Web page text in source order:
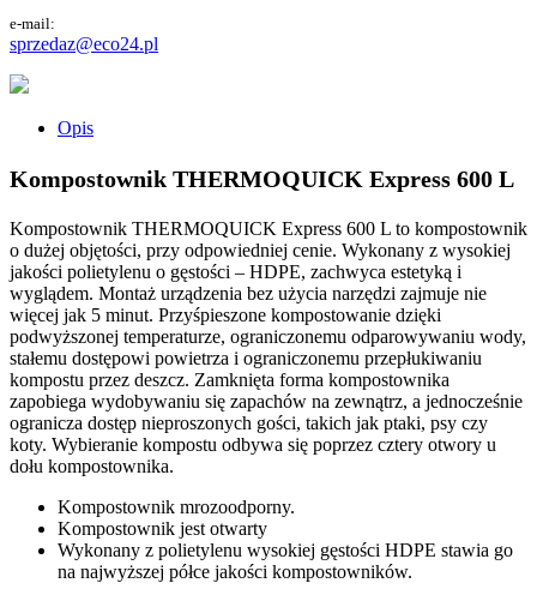
e-mail:
sprzedaz@eco24.pl
Opis
Kompostownik THERMOQUICK Express 600 L
Kompostownik THERMOQUICK Express 600 L to kompostownik
o dużej objętości, przy odpowiedniej cenie. Wykonany z wysokiej
jakości polietylenu o gęstości – HDPE, zachwyca estetyką i
wyglądem. Montaż urządzenia bez użycia narzędzi zajmuje nie
więcej jak 5 minut. Przyśpieszone kompostowanie dzięki
podwyższonej temperaturze, ograniczonemu odparowywaniu wody,
stałemu dostępowi powietrza i ograniczonemu przepłukiwaniu
kompostu przez deszcz. Zamknięta forma kompostownika
zapobiega wydobywaniu się zapachów na zewnątrz, a jednocześnie
ogranicza dostęp nieproszonych gości, takich jak ptaki, psy czy
koty. Wybieranie kompostu odbywa się poprzez cztery otwory u
dołu kompostownika.
Kompostownik mrozoodporny.
Kompostownik jest otwarty
Wykonany z polietylenu wysokiej gęstości HDPE stawia go
na najwyższej półce jakości kompostowników.